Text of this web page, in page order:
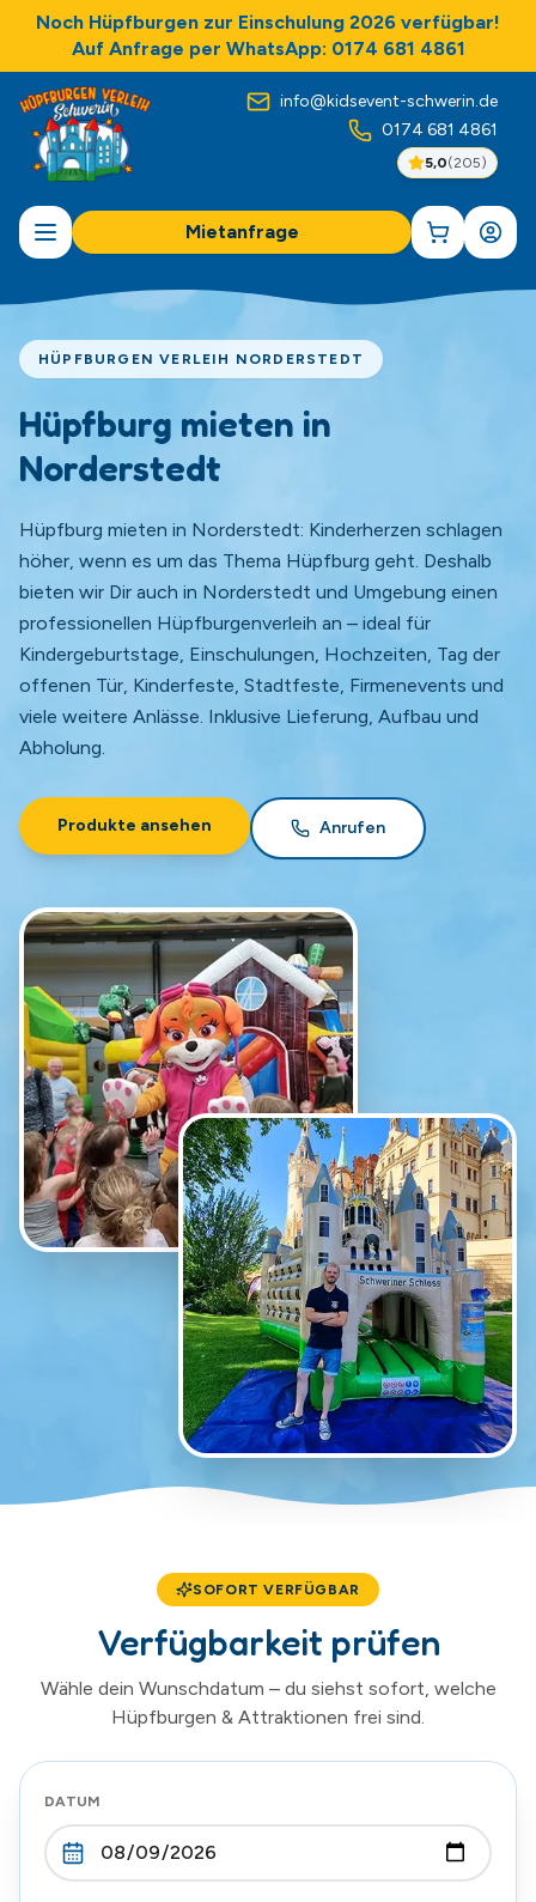
Noch Hüpfburgen zur Einschulung 2026 verfügbar!
Auf Anfrage per WhatsApp: 0174 681 4861
info@kidsevent-schwerin.de
0174 681 4861
5,0(205)
Mietanfrage
HÜPFBURGEN VERLEIH NORDERSTEDT
Hüpfburg mieten in
Norderstedt
Hüpfburg mieten in Norderstedt: Kinderherzen schlagen
höher, wenn es um das Thema Hüpfburg geht. Deshalb
bieten wir Dir auch in Norderstedt und Umgebung einen
professionellen Hüpfburgenverleih an – ideal für
Kindergeburtstage, Einschulungen, Hochzeiten, Tag der
offenen Tür, Kinderfeste, Stadtfeste, Firmenevents und
viele weitere Anlässe. Inklusive Lieferung, Aufbau und
Abholung.
Produkte ansehen Anrufen
SOFORT VERFÜGBAR
Verfügbarkeit prüfen
Wähle dein Wunschdatum – du siehst sofort, welche
Hüpfburgen & Attraktionen frei sind.
DATUM